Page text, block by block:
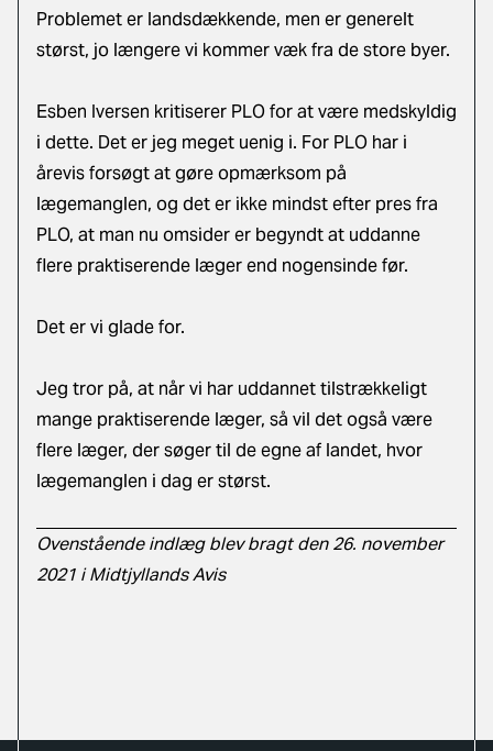
Problemet er landsdækkende, men er generelt
størst, jo længere vi kommer væk fra de store byer.
Esben Iversen kritiserer PLO for at være medskyldig
i dette. Det er jeg meget uenig i. For PLO har i
årevis forsøgt at gøre opmærksom på
lægemanglen, og det er ikke mindst efter pres fra
PLO, at man nu omsider er begyndt at uddanne
flere praktiserende læger end nogensinde før.
Det er vi glade for.
Jeg tror på, at når vi har uddannet tilstrækkeligt
mange praktiserende læger, så vil det også være
flere læger, der søger til de egne af landet, hvor
lægemanglen i dag er størst.
Ovenstående indlæg blev bragt den 26. november
2021 i Midtjyllands Avis